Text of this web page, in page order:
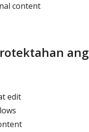
content
ang
edit